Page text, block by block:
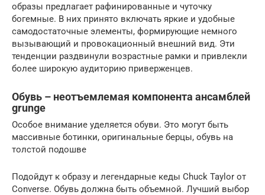
образы предлагает рафинированные и чуточку
богемные. В них принято включать яркие и удобные
самодостаточные элементы, формирующие немного
вызывающий и провокационный внешний вид. Эти
тенденции раздвинули возрастные рамки и привлекли
более широкую аудиторию приверженцев.
Обувь – неотъемлемая компонента ансамблей
grunge
Особое внимание уделяется обуви. Это могут быть
массивные ботинки, оригинальные берцы, обувь на
толстой подошве
Подойдут к образу и легендарные кеды Chuck Taylor от
Converse. Обувь должна быть объемной. Лучший выбор